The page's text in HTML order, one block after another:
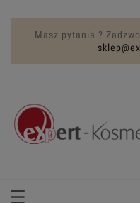
Masz pytania ?